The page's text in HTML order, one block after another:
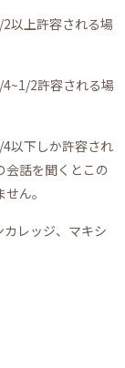
以上許容される場
2許容される場
以下しか許容され
会話を聞くとこの
ん。
レッジ、マキシ